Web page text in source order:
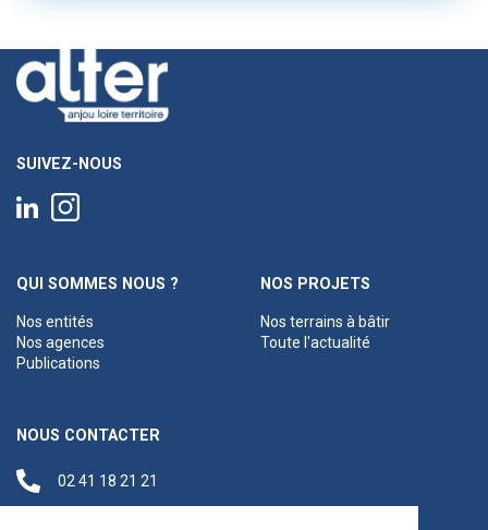
SUIVEZ-NOUS
QUI SOMMES NOUS ?
Nos entités
Nos agences
Publications
NOS PROJETS
Nos terrains à bâtir
Toute l'actualité
NOUS CONTACTER
02 41 18 21 21